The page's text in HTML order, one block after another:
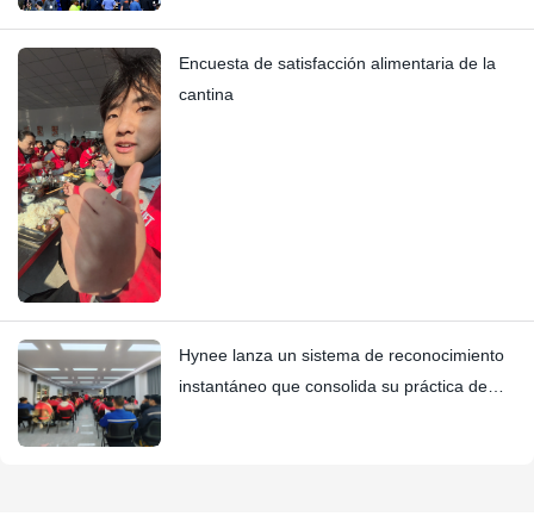
Encuesta de satisfacción alimentaria de la
cantina
Hynee lanza un sistema de reconocimiento
instantáneo que consolida su práctica de